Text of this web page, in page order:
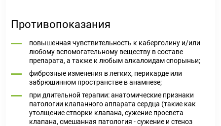
Противопоказания
повышенная чувствительность к каберголину и/или
любому вспомогательному веществу в составе
препарата, а также к любым алкалоидам спорыньи;
фиброзные изменения в легких, перикарде или
забрюшинном пространстве в анамнезе;
при длительной терапии: анатомические признаки
патологии клапанного аппарата сердца (такие как
утолщение створки клапана, сужение просвета
клапана, смешанная патология - сужение и стеноз